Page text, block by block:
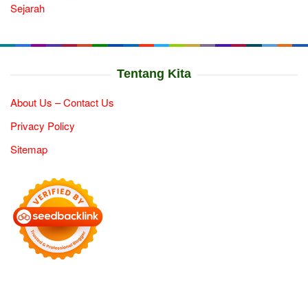
Sejarah
Tentang Kita
About Us – Contact Us
Privacy Policy
Sitemap